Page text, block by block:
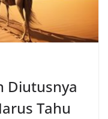
Diutusnya
Tahu